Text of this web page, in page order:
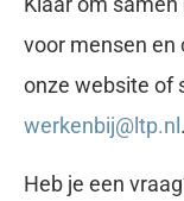
voor mensen en
onze website of
werkenbij@ltp.nl .
Heb je een